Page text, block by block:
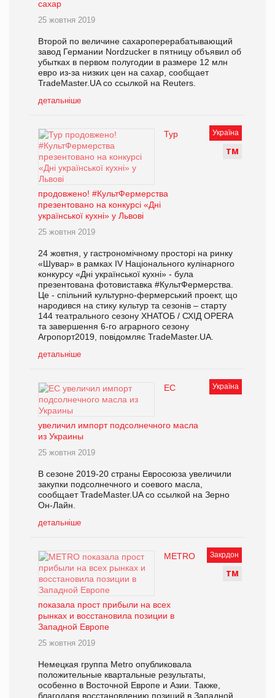
сахар
25 жовтня 2019
Второй по величине сахароперерабатывающий
завод Германии Nordzucker в пятницу объявил об
убытках в первом полугодии в размере 12 млн
евро из-за низких цен на сахар, сообщает
TradeMaster.UA со ссылкой на Reuters.
детальніше
Україна
ТМ
Тур
продовжено! #КультФермерства
презентовано на конкурсі «Дні
української кухні» у Львові
25 жовтня 2019
24 жовтня, у гастрономічному просторі на ринку
«Шувар» в рамках IV Національного кулінарного
конкурсу «Дні української кухні» - була
презентована фотовиставка #КультФермерства.
Це - спільний культурно-фермерський проект, що
народився на стику культур та сезонів – старту
144 театрального сезону ХНАТОБ / СХІД OPERA
та завершення 6-го аграрного сезону
Агропорт2019, повідомляє TradeMaster.UA.
детальніше
Україна
ЕС
увеличил импорт подсолнечного масла
из Украины
25 жовтня 2019
В сезоне 2019-20 страны Евросоюза увеличили
закупки подсолнечного и соевого масла,
сообщает TradeMaster.UA со ссылкой на Зерно
Он-Лайн.
детальніше
Закрдон
ТМ
METRO
показала прост прибыли на всех
рынках и восстановила позиции в
Западной Европе
25 жовтня 2019
Немецкая группа Metro опубликовала
положительные квартальные результаты,
особенно в Восточной Европе и Азии. Также,
благодаря восстановлению позиций в Западной